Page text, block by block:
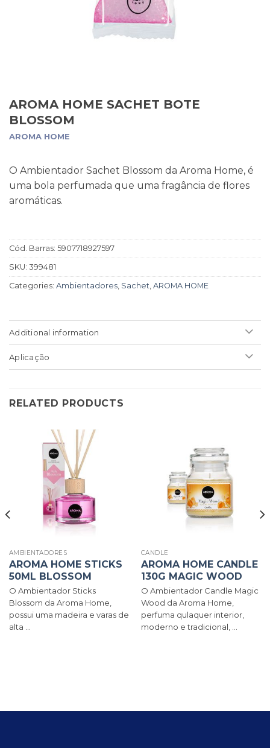
AROMA HOME SACHET BOTE
BLOSSOM
AROMA HOME
O Ambientador Sachet Blossom da Aroma Home, é
uma bola perfumada que uma fragância de flores
aromáticas.
Cód. Barras: 5907718927597
SKU: 399481
Categories: Ambientadores Sachet AROMA HOME
Additional information
Aplicação
RELATED PRODUCTS
AMBIENTADORES
AROMA HOME STICKS
50ML BLOSSOM
O Ambientador Sticks
Blossom da Aroma Home,
possui uma madeira e varas de
alta ...
CANDLE
AROMA HOME CANDLE
130G MAGIC WOOD
O Ambientador Candle Magic
Wood da Aroma Home,
perfuma qulaquer interior,
moderno e tradicional, ...